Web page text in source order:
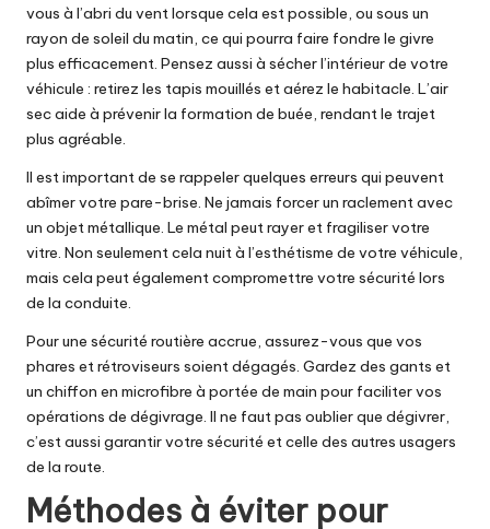
vous à l’abri du vent lorsque cela est possible, ou sous un
rayon de soleil du matin, ce qui pourra faire fondre le givre
plus efficacement. Pensez aussi à sécher l’intérieur de votre
véhicule : retirez les tapis mouillés et aérez le habitacle. L’air
sec aide à prévenir la formation de buée, rendant le trajet
plus agréable.
Il est important de se rappeler quelques erreurs qui peuvent
abîmer votre pare-brise. Ne jamais forcer un raclement avec
un objet métallique. Le métal peut rayer et fragiliser votre
vitre. Non seulement cela nuit à l’esthétisme de votre véhicule,
mais cela peut également compromettre votre sécurité lors
de la conduite.
Pour une sécurité routière accrue, assurez-vous que vos
phares et rétroviseurs soient dégagés. Gardez des gants et
un chiffon en microfibre à portée de main pour faciliter vos
opérations de dégivrage. Il ne faut pas oublier que dégivrer,
c’est aussi garantir votre sécurité et celle des autres usagers
de la route.
Méthodes à éviter pour